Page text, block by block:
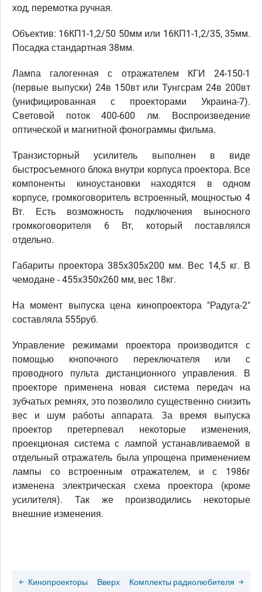
ход, перемотка ручная.
Объектив: 16КП1-1,2/50 50мм или 16КП1-1,2/35, 35мм.
Посадка стандартная 38мм.
Лампа галогенная с отражателем КГИ 24-150-1
(первые выпуски) 24в 150вт или Тунгсрам 24в 200вт
(унифицированная с проекторами Украина-7).
Световой поток 400-600 лм. Воспроизведение
оптической и магнитной фонограммы фильма.
Транзисторный усилитель выполнен в виде
быстросъемного блока внутри корпуса проектора. Все
компоненты киноустановки находятся в одном
корпусе, громкоговоритель встроенный, мощностью 4
Вт. Есть возможность подключения выносного
громкоговорителя 6 Вт, который поставлялся
отдельно.
Габариты проектора 385х305х200 мм. Вес 14,5 кг. В
чемодане - 455х350х260 мм, вес 18кг.
На момент выпуска цена кинопроектора "Радуга-2"
составляла 555руб.
Управление режимами проектора производится с
помощью кнопочного переключателя или с
проводного пульта дистанционного управления. В
проекторе применена новая система передач на
зубчатых ремнях, это позволило существенно снизить
вес и шум работы аппарата. За время выпуска
проектор претерпевал некоторые изменения,
проекционая система с лампой устанавливаемой в
отдельный отражатель была упрощена применением
лампы со встроенным отражателем, и с 1986г
изменена электрическая схема проектора (кроме
усилителя). Так же производились некоторые
внешние изменения.
Кинопроекторы Вверх Комплекты радиолюбителя